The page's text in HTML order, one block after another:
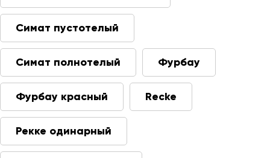
Симат пустотелый
Симат полнотелый Фурбау
Фурбау красный Recke
Рекке одинарный